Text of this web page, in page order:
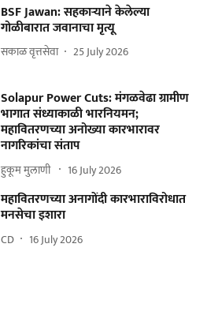
BSF Jawan: सहकाऱ्याने केलेल्या
गोळीबारात जवानाचा मृत्यू
सकाळ वृत्तसेवा 25 July 2026
Solapur Power Cuts: मंगळवेढा ग्रामीण
भागात संध्याकाळी भारनियमन;
महावितरणच्या अनोख्या कारभारावर
नागरिकांचा संताप
हुकूम मुलाणी ​ 16 July 2026
महावितरणच्या अनागोंदी कारभाराविरोधात
मनसेचा इशारा
CD 16 July 2026